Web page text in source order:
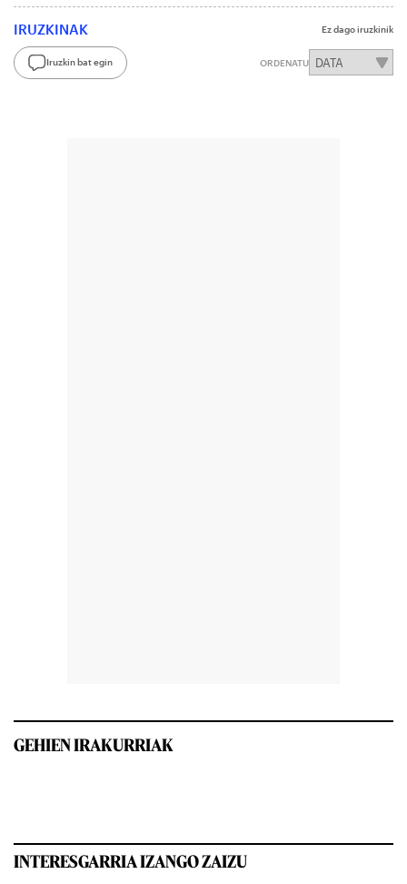
IRUZKINAK Ez dago iruzkinik
Iruzkin bat egin ORDENATU
GEHIEN IRAKURRIAK
INTERESGARRIA IZANGO ZAIZU